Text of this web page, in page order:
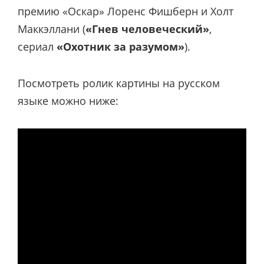
премию «Оскар» Лоренс Фишберн и Холт
Маккэллани («Гнев человеческий»,
сериал «Охотник за разумом»).
Посмотреть ролик картины на русском
языке можно ниже: